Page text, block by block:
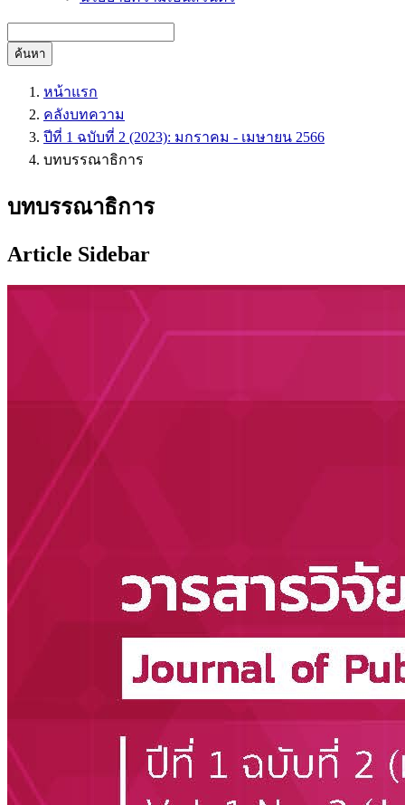
ค้นหา
หน้าแรก
คลังบทความ
ปีที่ 1 ฉบับที่ 2 (2023): มกราคม - เมษายน 2566
บทบรรณาธิการ
บทบรรณาธิการ
Article Sidebar